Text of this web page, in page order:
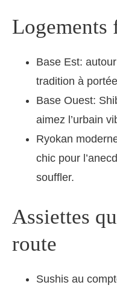
Logements
Base Est:
tradition à
Base Ouest:
aimez l’urbain
Ryokan
chic pour
souffler.
Assiettes
route
Sushis au